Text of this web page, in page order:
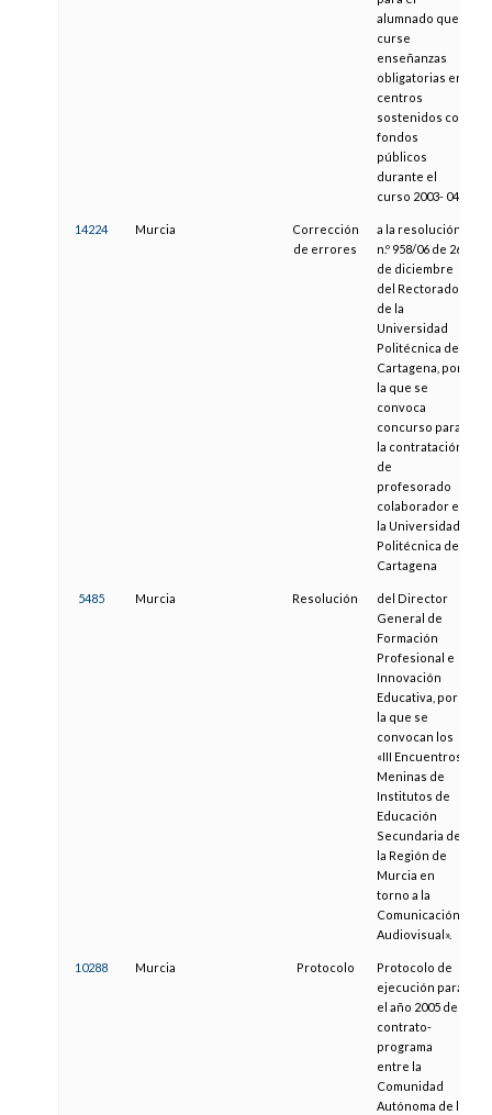
alumnado que
curse
enseñanzas
obligatorias en
centros
sostenidos con
fondos
públicos
durante el
curso 2003- 04
14224 Murcia
Corrección
de errores
a la resolución
n.º 958/06 de 26
de diciembre
del Rectorado
de la
Universidad
Politécnica de
Cartagena, por
la que se
convoca
concurso para
la contratación
de
profesorado
colaborador en
la Universidad
Politécnica de
Cartagena
5485 Murcia Resolución
del Director
General de
Formación
Profesional e
Innovación
Educativa, por
la que se
convocan los
«III Encuentros
Meninas de
Institutos de
Educación
Secundaria de
la Región de
Murcia en
torno a la
Comunicación
Audiovisual».
10288 Murcia Protocolo
Protocolo de
ejecución para
el año 2005 del
contrato-
programa
entre la
Comunidad
Autónoma de la